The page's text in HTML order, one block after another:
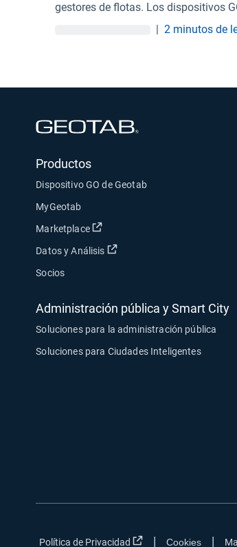
gestores de flotas. Los dispositivos
son capaces de leer los datos del
| 2 minutos de
Productos
Dispositivo GO de Geotab
MyGeotab
Marketplace
Abrir en una nueva ventana
Datos y Análisis Abrir en una nueva ventana
Socios
Administración pública y Smart City
Soluciones para la administración pública
Soluciones para Ciudades Inteligentes
Política de Privacidad Abrir en una nueva
| Cookies |